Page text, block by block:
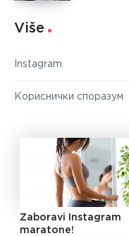
Više
Instagram
Кориснички споразум
Zaboravi Instagram
maratone!